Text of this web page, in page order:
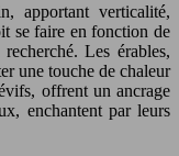
apportant verticalité,
se faire en fonction de
Les érables,
une touche de chaleur
offrent un ancrage
enchantent par leurs